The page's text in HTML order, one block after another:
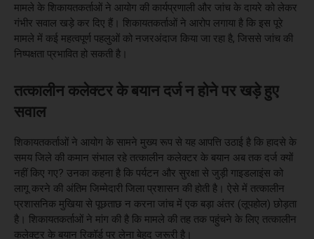
मामले के शिकायतकर्ताओं ने आयोग की कार्यप्रणाली और जांच के दायरे को लेकर
गंभीर सवाल खड़े कर दिए हैं। शिकायतकर्ताओं ने आरोप लगाया है कि इस पूरे
मामले में कई महत्वपूर्ण पहलुओं को नजरअंदाज किया जा रहा है, जिससे जांच की
निष्पक्षता प्रभावित हो सकती है।
तत्कालीन कलेक्टर के बयान दर्ज न होने पर खड़े हुए
सवाल
शिकायतकर्ताओं ने आयोग के सामने मुख्य रूप से यह आपत्ति उठाई है कि हादसे के
समय जिले की कमान संभाल रहे तत्कालीन कलेक्टर के बयान अब तक दर्ज क्यों
नहीं किए गए? उनका कहना है कि पर्यटन और सुरक्षा से जुड़ी गाइडलाइंस को
लागू करने की अंतिम जिम्मेदारी जिला प्रशासन की होती है। ऐसे में तत्कालीन
प्रशासनिक मुखिया से पूछताछ न करना जांच में एक बड़ा अंतर (लूपहोल) छोड़ता
है। शिकायतकर्ताओं ने मांग की है कि मामले की तह तक पहुंचने के लिए तत्कालीन
कलेक्टर के बयान रिकॉर्ड पर लेना बेहद जरूरी है।